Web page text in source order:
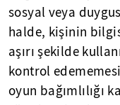
sosyal veya
halde, kişinin
aşırı şekilde
kontrol
oyun bağımlılığı